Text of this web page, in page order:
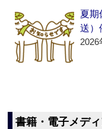
夏期
送）
2026
書籍・電子メデ